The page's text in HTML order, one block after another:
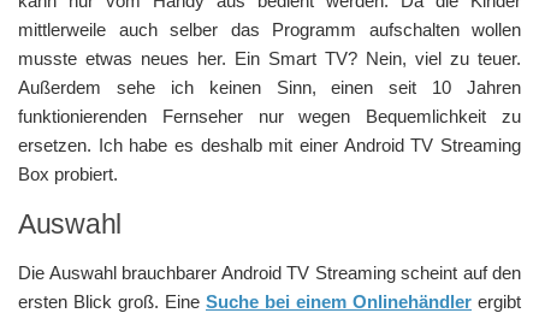
mittlerweile auch selber das Programm aufschalten wollen
musste etwas neues her. Ein Smart TV? Nein, viel zu teuer.
Außerdem sehe ich keinen Sinn, einen seit 10 Jahren
funktionierenden Fernseher nur wegen Bequemlichkeit zu
ersetzen. Ich habe es deshalb mit einer Android TV Streaming
Box probiert.
Auswahl
Die Auswahl brauchbarer Android TV Streaming scheint auf den
ersten Blick groß. Eine Suche bei einem Onlinehändler ergibt